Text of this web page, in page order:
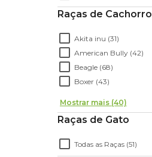
Raças de Cachorro
Akita inu (31)
American Bully (42)
Beagle (68)
Boxer (43)
Mostrar mais (40)
Raças de Gato
Todas as Raças (51)